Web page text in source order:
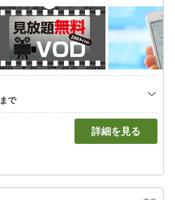
詳細を見る